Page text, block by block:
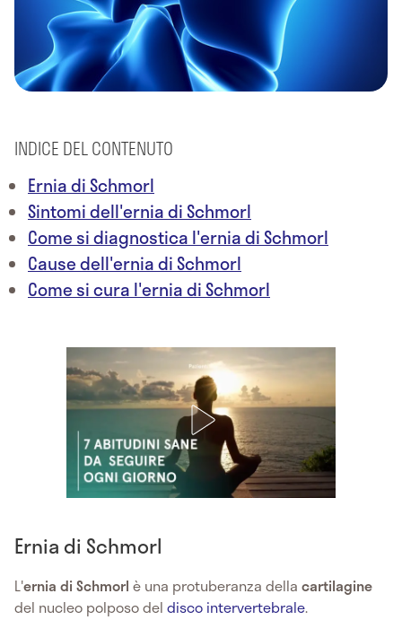
INDICE DEL CONTENUTO
Ernia di Schmorl
Sintomi dell'ernia di Schmorl
Come si diagnostica l'ernia di Schmorl
Cause dell'ernia di Schmorl
Come si cura l'ernia di Schmorl
Ernia di Schmorl
L'ernia di Schmorl è una protuberanza della cartilagine
del nucleo polposo del disco intervertebrale.